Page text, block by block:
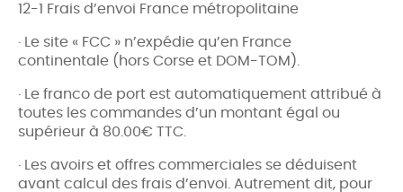
12-1 Frais d’envoi France métropolitaine
· Le site « FCC » n’expédie qu’en France
continentale (hors Corse et DOM-TOM).
· Le franco de port est automatiquement attribué à
toutes les commandes d’un montant égal ou
supérieur à 80.00€ TTC.
· Les avoirs et offres commerciales se déduisent
avant calcul des frais d’envoi. Autrement dit, pour